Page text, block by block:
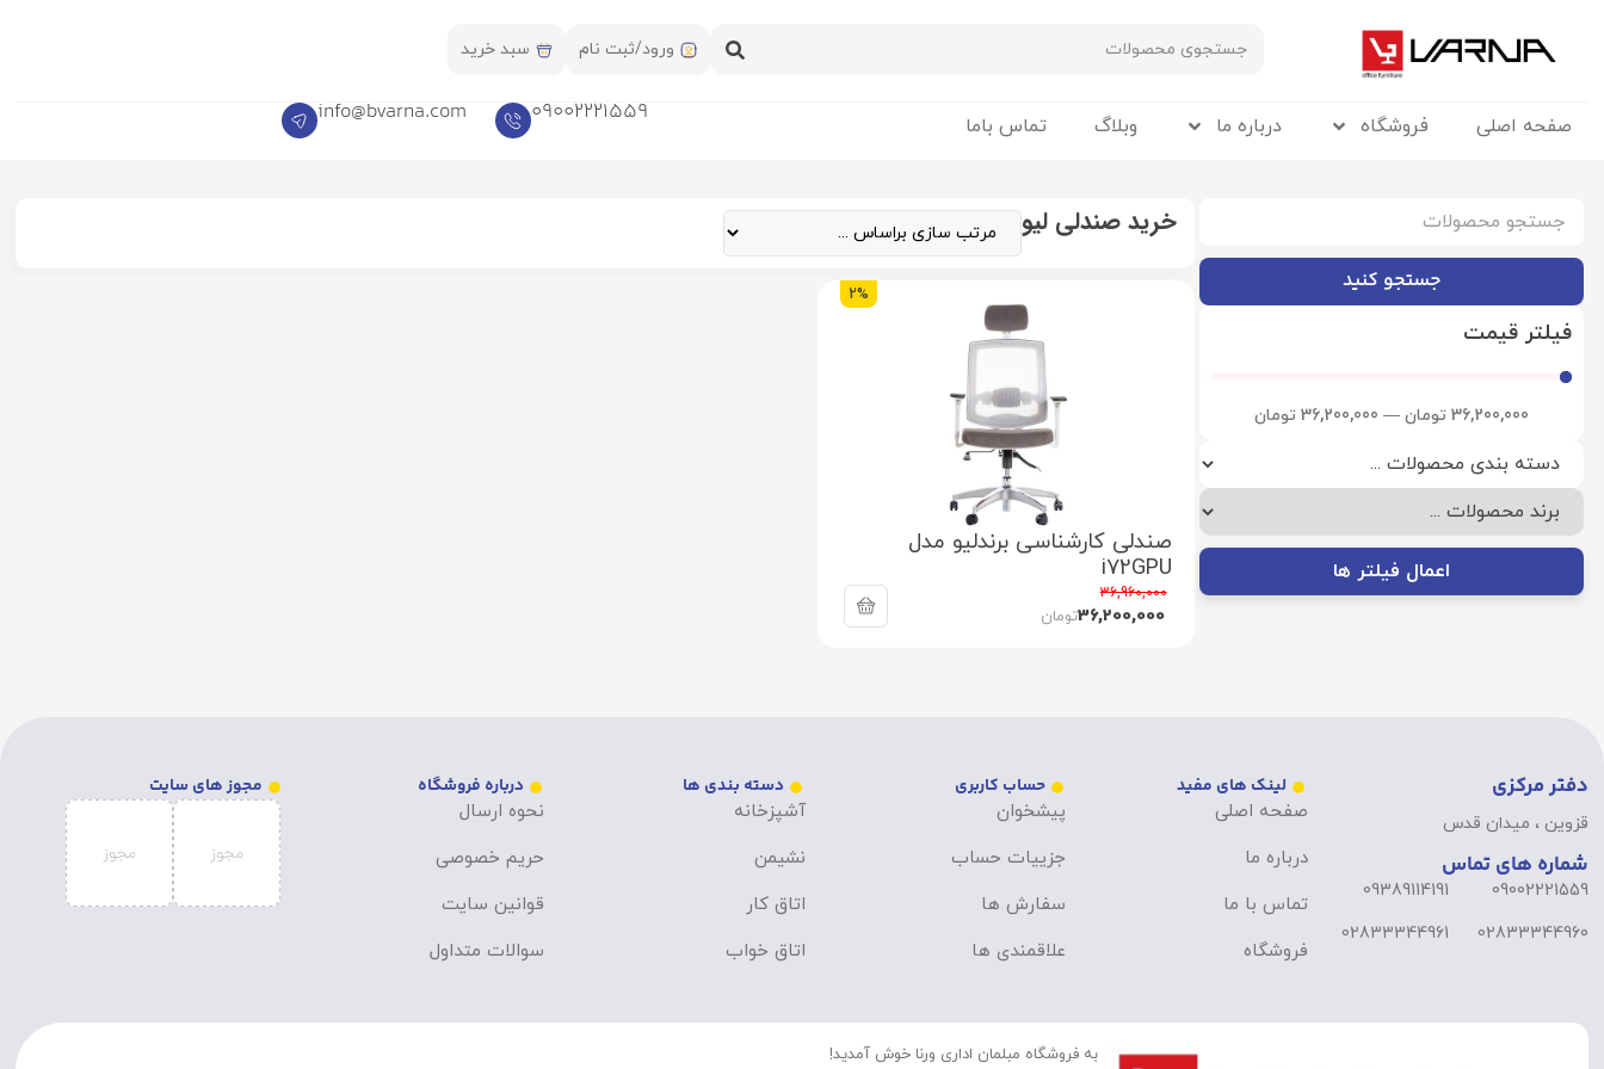
ورود/ثبت نام سبد خرید
صفحه اصلی فروشگاه درباره ما وبلاگ تماس باما 09002221559
info@bvarna.com
جستجو کنید
فیلتر قیمت
36,200,000 تومان —
36,200,000 تومان
اعمال فیلتر ها
خرید صندلی لیو
2%
صندلی کارشناسی برندلیو مدل
i72GPU
36,960,000
36,200,000تومان
دفتر مرکزی
قزوین ، میدان قدس
شماره های تماس
09002221559
02833344960
09389114191
02833344961
لینک های مفید
صفحه اصلی
درباره ما
تماس با ما
فروشگاه
حساب کاربری
پیشخوان
جزییات حساب
سفارش ها
علاقمندی ها
دسته بندی ها
آشپزخانه
نشیمن
اتاق کار
اتاق خواب
درباره فروشگاه
نحوه ارسال
حریم خصوصی
قوانین سایت
سوالات متداول
مجوز های سایت
به فروشگاه مبلمان اداری ورنا خوش آمدید!